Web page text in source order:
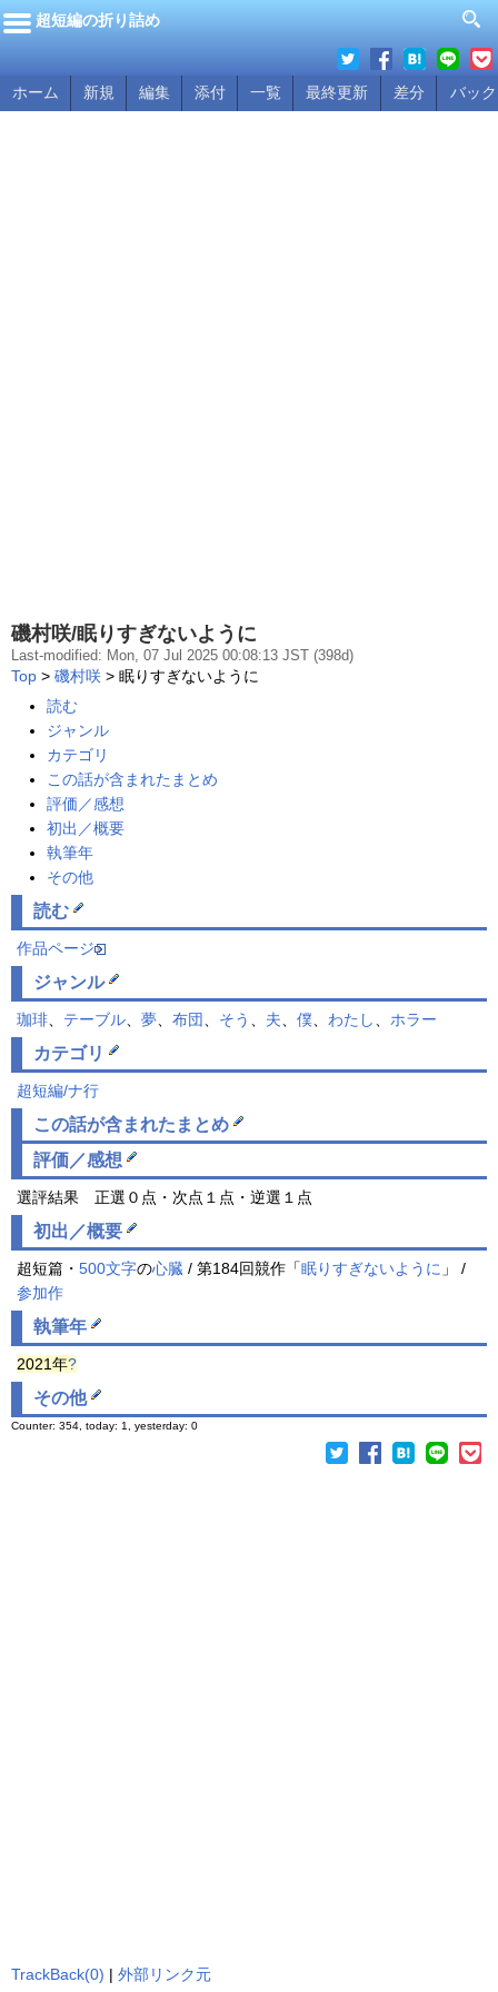
超短編の折り詰め
ホーム 新規 編集 添付 一覧 最終更新 差分 バッ
磯村咲/眠りすぎないように
Last-modified: Mon, 07 Jul 2025 00:08:13 JST (398d)
Top > 磯村咲 > 眠りすぎないように
読む
ジャンル
カテゴリ
この話が含まれたまとめ
評価／感想
初出／概要
執筆年
その他
読む
作品ページ
ジャンル
珈琲 テーブル 夢 布団 そう 夫 僕 わたし ホラー
カテゴリ
超短編/ナ行
この話が含まれた まとめ
評価／感想
選評結果 正選０点・次点１点・逆選１点
初出／概要
超短篇・ 500文字の心臓 / 第184回競作「眠りすぎないように 」 /
参加作
執筆年
2021年?
その他
Counter: 354, today: 1, yesterday: 0
TrackBack(0) | 外部リンク元